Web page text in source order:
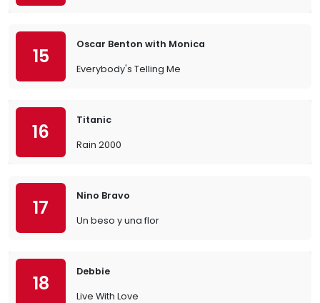
15
Oscar Benton with Monica
Everybody's Telling Me
16
Titanic
Rain 2000
17
Nino Bravo
Un beso y una flor
18
Debbie
Live With Love